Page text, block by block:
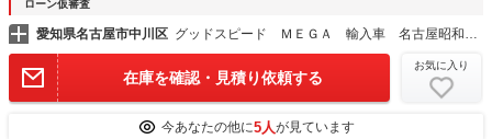
ローン仮審査
愛知県名古屋市中川区 グッドスピード ＭＥＧＡ 輸入車 名古屋昭和橋店
在庫を確認・見積り依頼する
お気に入り
今あなたの他に5人が見ています